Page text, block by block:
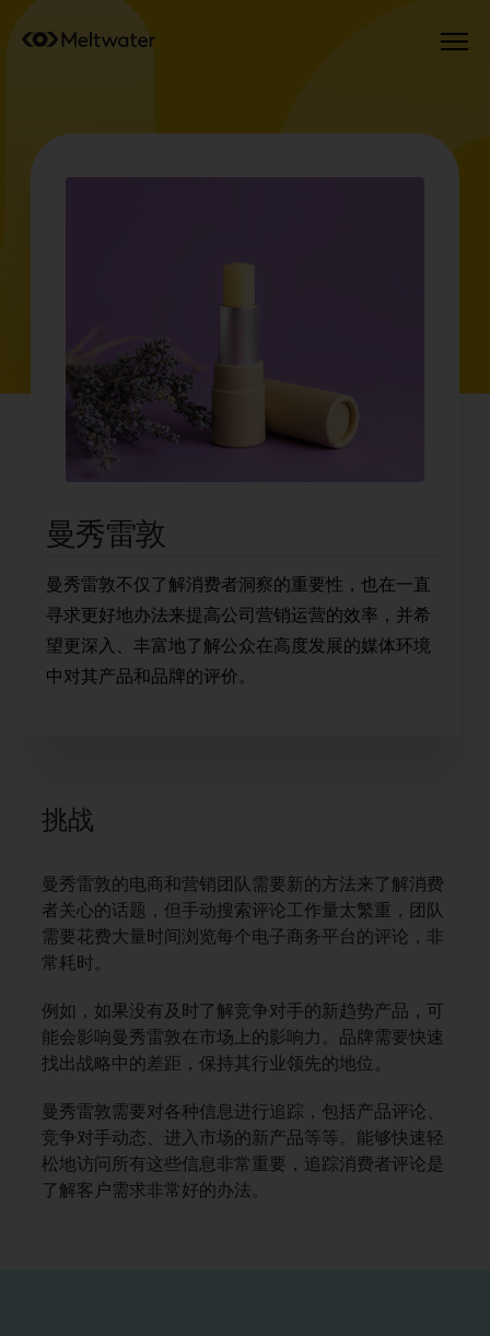
曼秀雷敦
曼秀雷敦不仅了解消费者洞察的重要性，也在一直
寻求更好地办法来提高公司营销运营的效率，并希
望更深入、丰富地了解公众在高度发展的媒体环境
中对其产品和品牌的评价。
挑战
曼秀雷敦的电商和营销团队需要新的方法来了解消费
者关心的话题，但手动搜索评论工作量太繁重，团队
需要花费大量时间浏览每个电子商务平台的评论，非
常耗时。
例如，如果没有及时了解竞争对手的新趋势产品，可
能会影响曼秀雷敦在市场上的影响力。品牌需要快速
找出战略中的差距，保持其行业领先的地位。
曼秀雷敦需要对各种信息进行追踪，包括产品评论、
竞争对手动态、进入市场的新产品等等。能够快速轻
松地访问所有这些信息非常重要，追踪消费者评论是
了解客户需求非常好的办法。